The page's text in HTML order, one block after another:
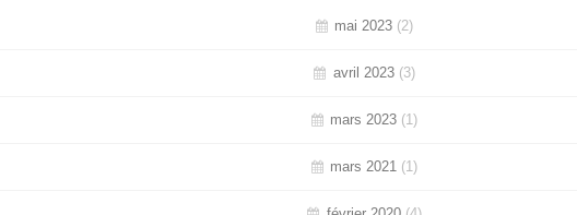
mai 2023 (2)
avril 2023(3)
mars 2023 (1)
mars 2021 (1)